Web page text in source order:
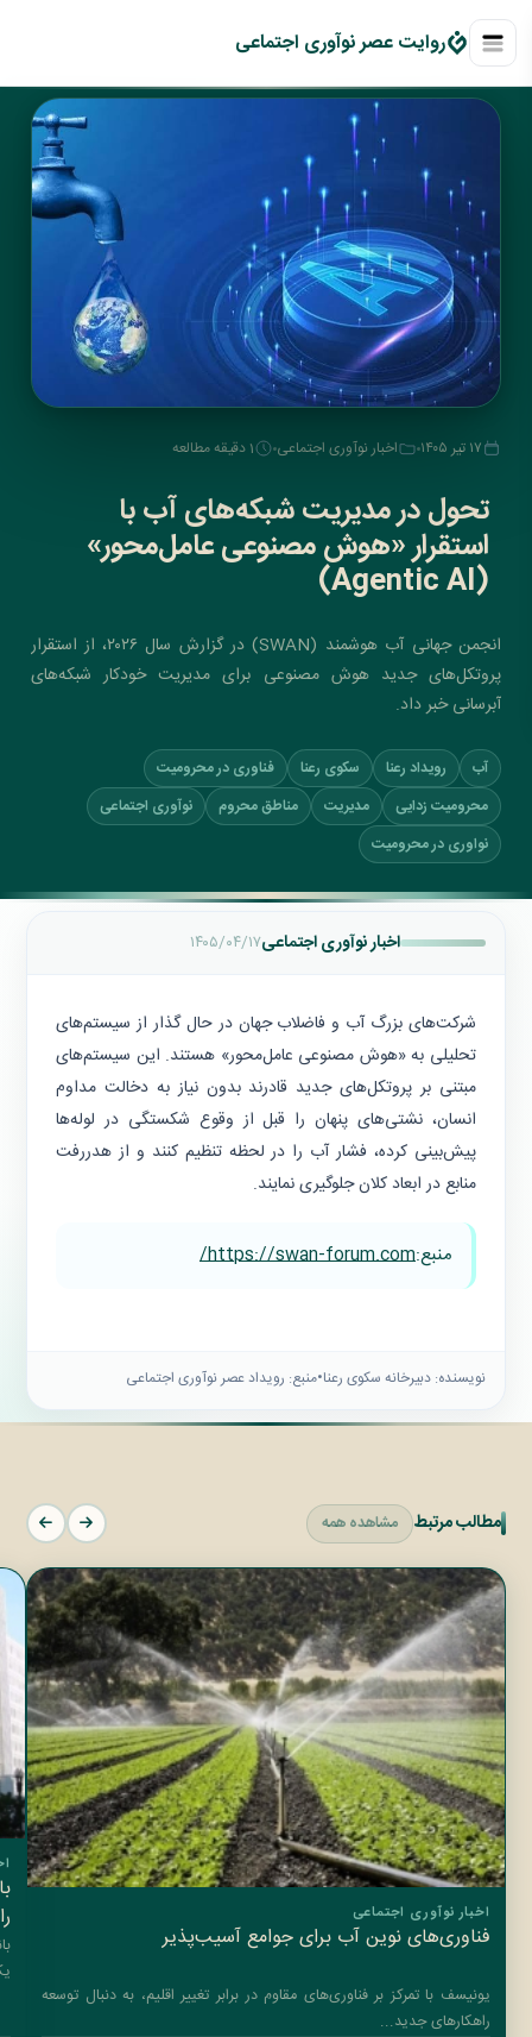
روايت عصر نوآوری اجتماعی
۱۷ تیر ۱۴۰۵ اخبار نوآوری اجتماعی 1 دقیقه مطالعه
تحول در مدیریت شبکه‌های آب با
استقرار «هوش مصنوعی عامل‌محور»
(Agentic AI)
انجمن جهانی آب هوشمند (SWAN) در گزارش سال ۲۰۲۶، از استقرار
پروتکل‌های جدید هوش مصنوعی برای مدیریت خودکار شبکه‌های
آبرسانی خبر داد.
آب رویداد رعنا سکوی رعنا
فناوری در محرومیت
محرومیت زدایی
مدیریت مناطق محروم
نوآوری اجتماعی
نواوری در محرومیت
اخبار نوآوری اجتماعی۱۴۰۵/۰۴/۱۷
شرکت‌های بزرگ آب و فاضلاب جهان در حال گذار از سیستم‌های
تحلیلی به «هوش مصنوعی عامل‌محور» هستند. این سیستم‌های
مبتنی بر پروتکل‌های جدید قادرند بدون نیاز به دخالت مداوم
انسان، نشتی‌های پنهان را قبل از وقوع شکستگی در لوله‌ها
پیش‌بینی کرده، فشار آب را در لحظه تنظیم کنند و از هدررفت
منابع در ابعاد کلان جلوگیری نمایند.
منبع:https://swan-forum.com/
نویسنده: دبیرخانه سکوی رعنا•منبع: رویداد عصر نوآوری اجتماعی
مطالب مرتبط مشاهده همه
اخبار نوآوری اجتماعی
فناوری‌های نوین آب برای جوامع آسیب‌پذیر
یونیسف با تمرکز بر فناوری‌های مقاوم در برابر تغییر اقلیم، به دنبال توسعه
راهکارهای جدید...